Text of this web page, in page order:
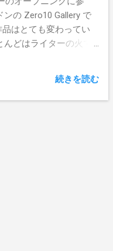
の Zero10 Gallery で
はとても変わってい
どはライターの火で
う！ ショーの全貌は こ
は１２月９日までロン
続きを読む